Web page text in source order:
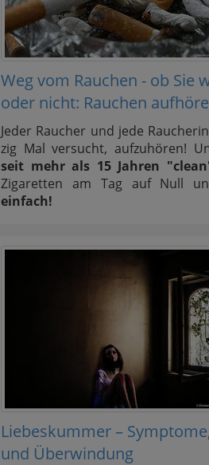
Weg vom Rauchen - ob Sie
oder nicht: Rauchen
Jeder Raucher und jede
zig Mal versucht, aufzuhören!
seit mehr als 15 Jahren
Zigaretten am Tag auf Null
einfach!
Liebeskummer –
und Überwindung